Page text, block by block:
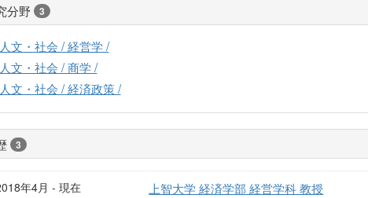
分野 3
文・社会 / 経営学 /
文・社会 / 商学 /
文・社会 / 経済政策 /
3
年4月 - 現在 上智大学 経済学部 経営学科 教授